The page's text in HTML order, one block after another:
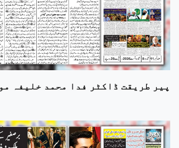
پیر طریقت ڈاکٹر فدا محمد خلیفہ